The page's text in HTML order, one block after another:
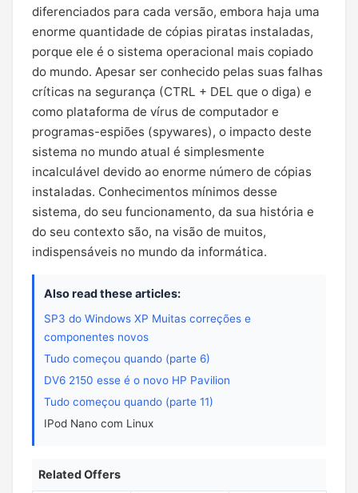
diferenciados para cada versão, embora haja uma
enorme quantidade de cópias piratas instaladas,
porque ele é o sistema operacional mais copiado
do mundo. Apesar ser conhecido pelas suas falhas
críticas na segurança (CTRL + DEL que o diga) e
como plataforma de vírus de computador e
programas-espiões (spywares), o impacto deste
sistema no mundo atual é simplesmente
incalculável devido ao enorme número de cópias
instaladas. Conhecimentos mínimos desse
sistema, do seu funcionamento, da sua história e
do seu contexto são, na visão de muitos,
indispensáveis no mundo da informática.
Also read these articles:
SP3 do Windows XP Muitas correções e
componentes novos
Tudo começou quando (parte 6)
DV6 2150 esse é o novo HP Pavilion
Tudo começou quando (parte 11)
IPod Nano com Linux
Related Offers